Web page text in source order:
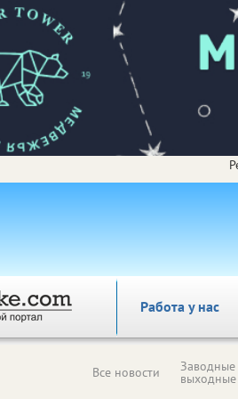
Работа у нас
Все новости Заводные
выходные